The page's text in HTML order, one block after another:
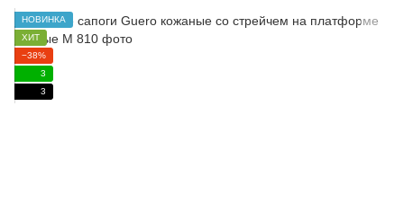
НОВИНКА
ХИТ
−38%
3
3